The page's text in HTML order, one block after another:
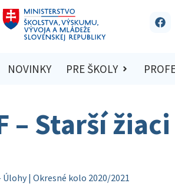
NOVINKY PRE ŠKOLY
– Starší
| Okresné kolo 2020/2021